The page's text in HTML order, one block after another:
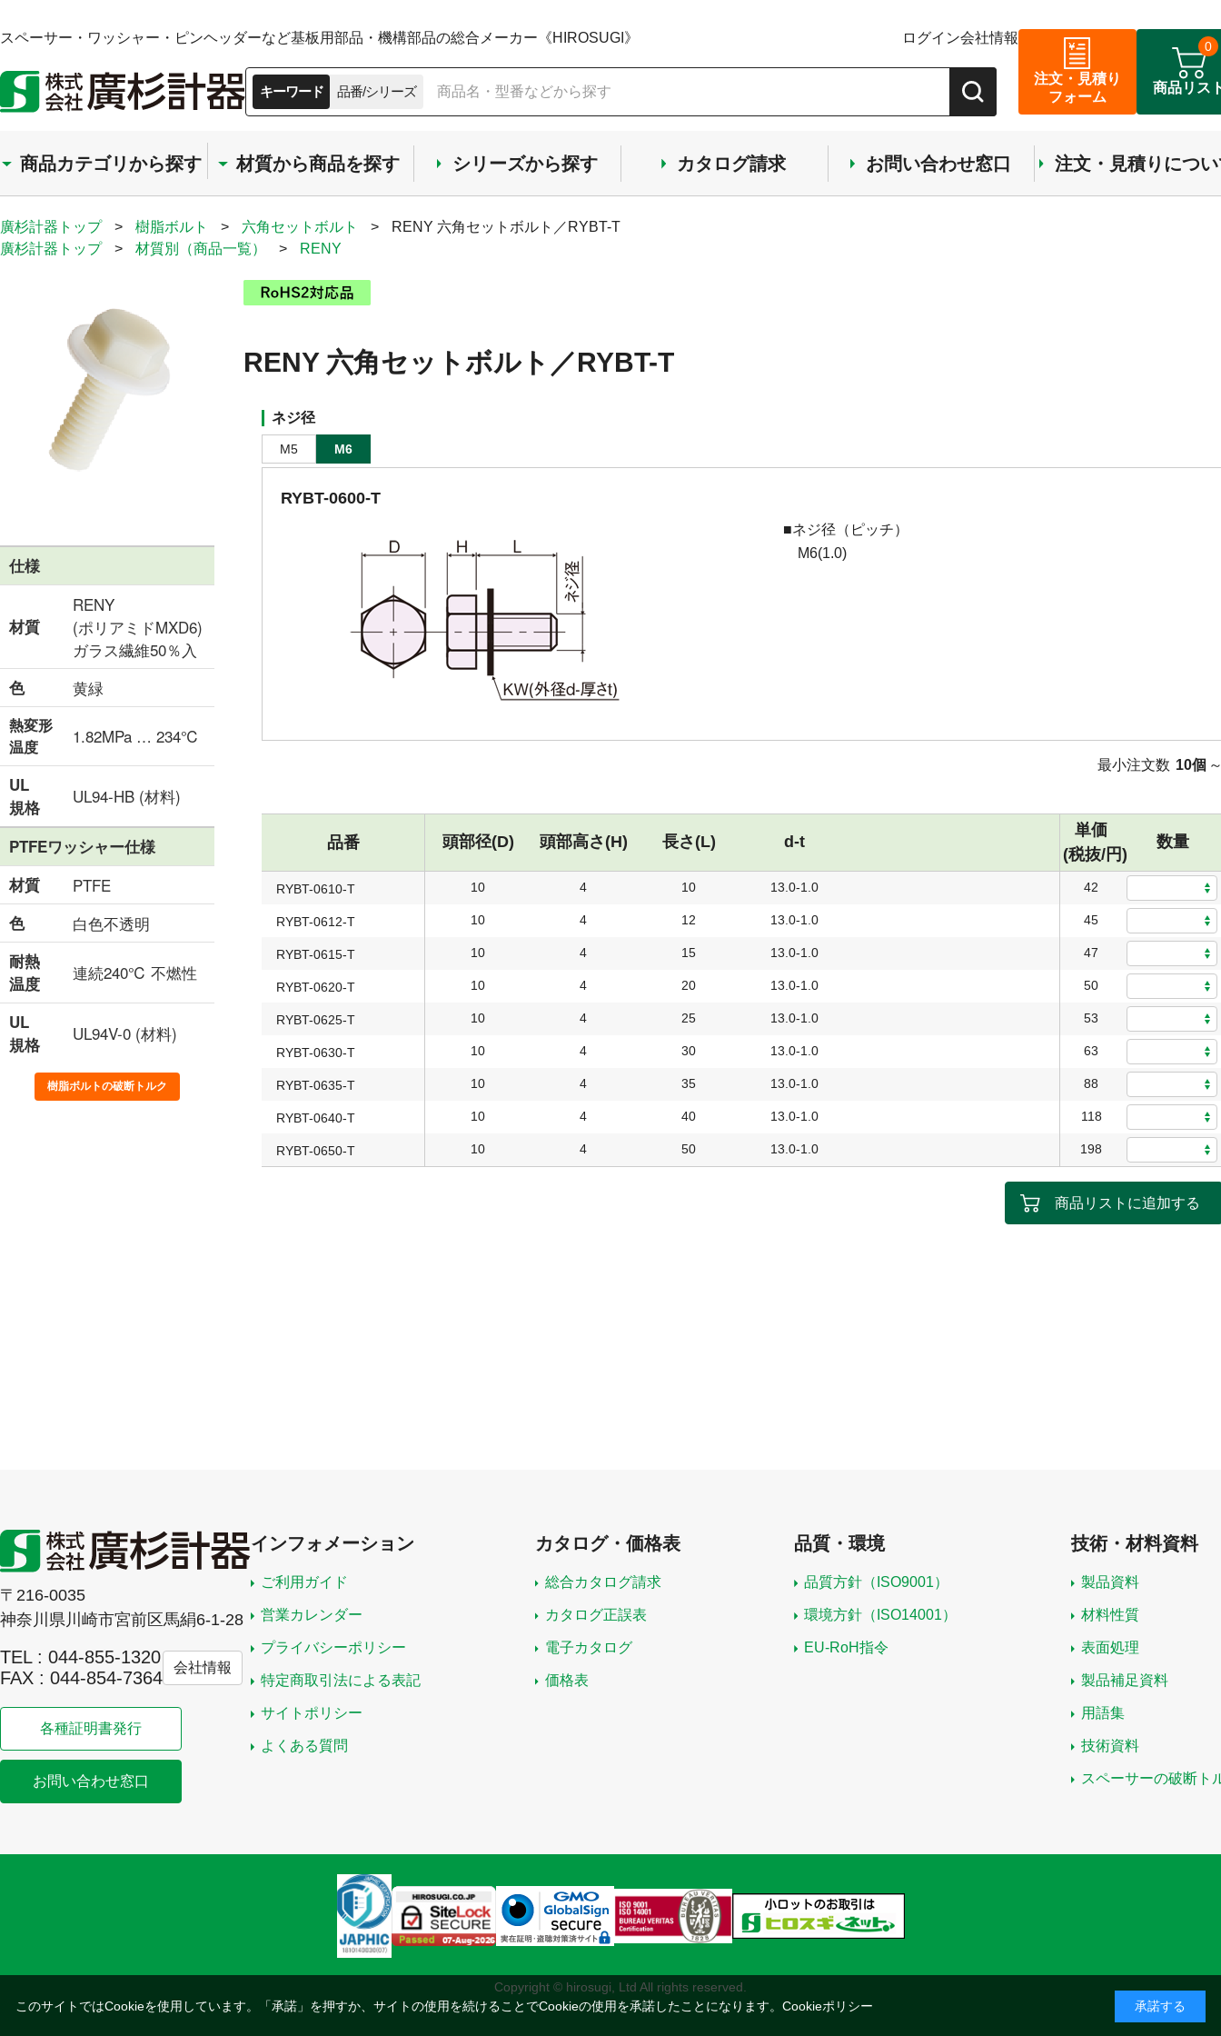
スペーサー・ワッシャー・ピンヘッダーなど基板用部品・機構部品の総合メーカー《HIROSUGI》 ログイン会社情報
キーワード 品番/シリーズ
注文・見積り
フォーム
商品リス
0
商品カテゴリから探す 材質から商品を探す シリーズから探す カタログ請求 お問い合わせ窓口 注文・見積りにつ
廣杉計器トップ > 樹脂ボルト > 六角セットボルト >
RENY 六角セットボルト／RYBT-T
廣杉計器トップ
> 材質別（商品一覧） > RENY
仕様
材質
RENY
(ポリアミドMXD6)
ガラス繊維50％入
色 黄緑
熱変形
温度
1.82MPa … 234℃
UL
規格
UL94-HB (材料)
PTFEワッシャー仕様
材質
PTFE
色 白色不透明
耐熱
温度
連続240℃ 不燃性
UL
規格
UL94V-0 (材料)
樹脂ボルトの破断トルク
RENY 六角セットボルト／RYBT-T
ネジ径
M5 M6
RYBT-0600-T
■ネジ径（ピッチ）
M6(1.0)
最小注文数 10個
品番 頭部径(D) 頭部高さ(H) 長さ(L) d-t
単価
(税抜/円)
数量
RYBT-0610-T 10 4 10 13.0-1.0 42
RYBT-0612-T 10 4 12 13.0-1.0 45
RYBT-0615-T 10 4 15 13.0-1.0 47
RYBT-0620-T 10 4 20 13.0-1.0 50
RYBT-0625-T 10 4 25 13.0-1.0 53
RYBT-0630-T 10 4 30 13.0-1.0 63
RYBT-0635-T 10 4 35 13.0-1.0 88
RYBT-0640-T 10 4 40 13.0-1.0 118
RYBT-0650-T 10 4 50 13.0-1.0 198
商品リストに追加する
〒216-0035
神奈川県川崎市宮前区馬絹6-1-28
TEL : 044-855-1320
FAX : 044-854-7364
会社情報
各種証明書発行
お問い合わせ窓口
インフォメーション
ご利用ガイド
営業カレンダー
プライバシーポリシー
特定商取引法による表記
サイトポリシー
よくある質問
カタログ・価格表
総合カタログ請求
カタログ正誤表
電子カタログ
価格表
品質・環境
品質方針（ISO9001）
環境方針（ISO14001）
EU-RoH指令
技術・材料資料
製品資料
材料性質
表面処理
製品補足資料
用語集
技術資料
スペーサーの破断ト
Copyright © hirosugi, Ltd All rights reserved.
このサイトではCookieを使用しています。「承諾」を押すか、サイトの使用を続けることでCookieの使用を承諾したことになります。 Cookieポリシー 承諾する